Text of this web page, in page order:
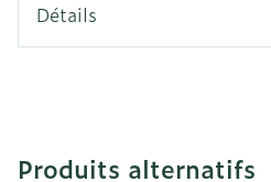
Détails
Produits alternatifs